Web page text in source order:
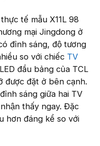
tế mẫu X11L 98
mại Jingdong ở
đỉnh sáng, độ tương
so với chiếc TV
đầu bảng của TCL
được đặt ở bên cạnh.
sáng giữa hai TV
thấy ngay. Đặc
hơn đáng kể so với